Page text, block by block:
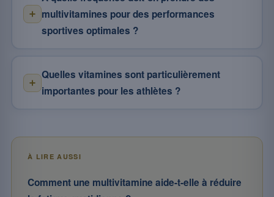
multivitamines pour des performances
sportives optimales ?
Quelles vitamines sont particulièrement
importantes pour les athlètes ?
À LIRE AUSSI
Comment une multivitamine aide-t-elle à réduire